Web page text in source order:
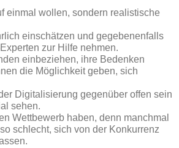
einmal wollen, sondern realistische
einschätzen und gegebenenfalls
zur Hilfe nehmen.
einbeziehen, ihre Bedenken
die Möglichkeit geben, sich
Digitalisierung gegenüber offen sein
sehen.
Wettbewerb haben, denn manchmal
schlecht, sich von der Konkurrenz